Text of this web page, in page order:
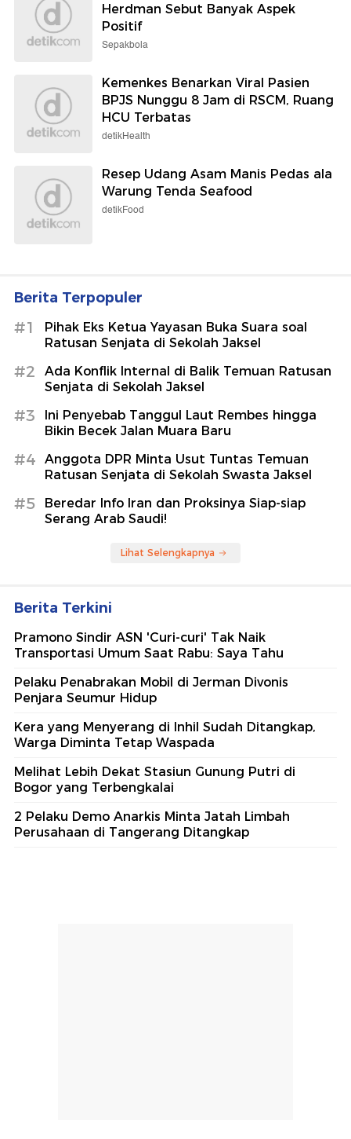
Herdman Sebut Banyak Aspek
Positif
Sepakbola
Kemenkes Benarkan Viral Pasien
BPJS Nunggu 8 Jam di RSCM, Ruang
HCU Terbatas
detikHealth
Resep Udang Asam Manis Pedas ala
Warung Tenda Seafood
detikFood
Berita Terpopuler
#1
Pihak Eks Ketua Yayasan Buka Suara soal
Ratusan Senjata di Sekolah Jaksel
#2
Ada Konflik Internal di Balik Temuan Ratusan
Senjata di Sekolah Jaksel
#3
Ini Penyebab Tanggul Laut Rembes hingga
Bikin Becek Jalan Muara Baru
#4
Anggota DPR Minta Usut Tuntas Temuan
Ratusan Senjata di Sekolah Swasta Jaksel
#5
Beredar Info Iran dan Proksinya Siap-siap
Serang Arab Saudi!
Lihat Selengkapnya
Berita Terkini
Pramono Sindir ASN 'Curi-curi' Tak Naik
Transportasi Umum Saat Rabu: Saya Tahu
Pelaku Penabrakan Mobil di Jerman Divonis
Penjara Seumur Hidup
Kera yang Menyerang di Inhil Sudah Ditangkap,
Warga Diminta Tetap Waspada
Melihat Lebih Dekat Stasiun Gunung Putri di
Bogor yang Terbengkalai
2 Pelaku Demo Anarkis Minta Jatah Limbah
Perusahaan di Tangerang Ditangkap